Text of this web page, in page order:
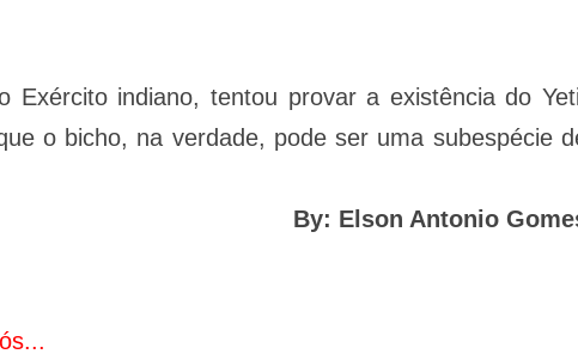
Exército indiano, tentou provar a existência do
o bicho, na verdade, pode ser uma subespécie
By: Elson Antonio